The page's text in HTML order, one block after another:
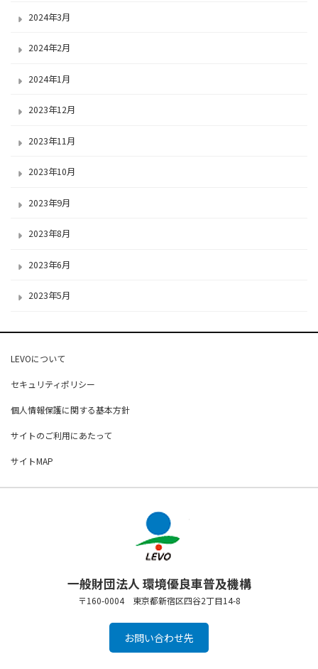
2024年3月
2024年2月
2024年1月
2023年12月
2023年11月
2023年10月
2023年9月
2023年8月
2023年6月
2023年5月
LEVOについて
セキュリティポリシー
個人情報保護に関する基本方針
サイトのご利用にあたって
サイトMAP
一般財団法人 環境優良車普及機構
〒160-0004 東京都新宿区四谷2丁目14-8
お問い合わせ先